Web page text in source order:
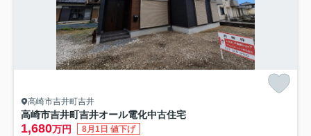
高崎市吉井町吉井
高崎市吉井町吉井オール電化中古住宅
1,680万円 8月1日 値下げ